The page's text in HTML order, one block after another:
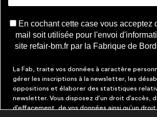
En cochant cette case vous acceptez
mail soit utilisée pour l'envoi
site refair-bm.fr par la Fabrique de
La Fab, traite vos données à caractère
gérer les inscriptions à la newsletter, les
oppositions et élaborer des statistiques
newsletter. Vous disposez d’un droit d’accès,
d’effacement, de vos données ainsi qu’un